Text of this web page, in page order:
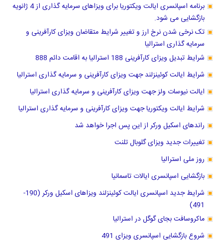
برنامه اسپانسری ایالت ویکتوریا برای ویزاهای سرمایه گذاری از 4 ژانویه
بازگشایی می شود.
تک نرخی شدن نرخ ارز و تغییر شرایط متقاضان ویزای کارآفرینی و
سرمایه گذاری استرالیا
شرایط تبدیل ویزای کارآفرینی 188 استرالیا به اقامت دائم 888
شرایط ایالت کوئینزلند جهت ویزای کارآفرینی و سرمایه گذاری استرالیا
ایالت نیوسات ولز جهت ویزای کارآفرینی و سرمایه گذاری استرالیا
شرایط ایالت ویکتوریا جهت ویزای کارآفرینی و سرمایه گذاری استرالیا
راندهای اسکیل ورکر از این پس اجرا خواهد شد
تغییرات جدید ویزای گلوبال تلنت
روز ملی استرالیا
بازگشایی اسپانسری ایالات تاسمانیا
شرایط جدید اسپانسری ایالت کوئینزلند ویزاهای اسکیل ورکر (190-
491)
ماکروسافت بجای گوگل در استرالیا
شروع بازگشایی اسپانسری ویزای 491